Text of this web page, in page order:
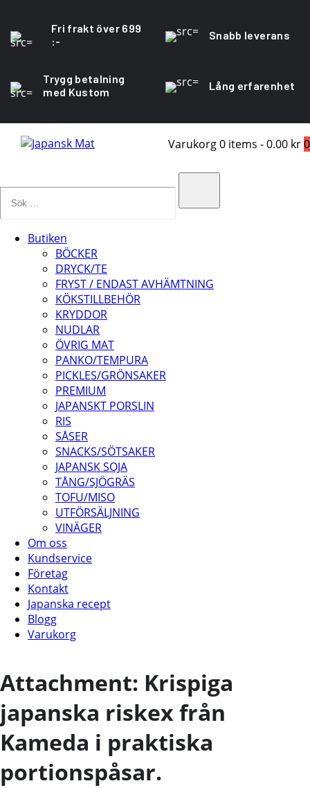
Fri frakt över 699
:-
Snabb leverans
Trygg betalning
med Kustom
Lång erfarenhet
Varukorg0 items -0.00 kr0
Butiken
BÖCKER
DRYCK/TE
FRYST / ENDAST AVHÄMTNING
KÖKSTILLBEHÖR
KRYDDOR
NUDLAR
ÖVRIG MAT
PANKO/TEMPURA
PICKLES/GRÖNSAKER
PREMIUM
JAPANSKT PORSLIN
RIS
SÅSER
SNACKS/SÖTSAKER
JAPANSK SOJA
TÅNG/SJÖGRÄS
TOFU/MISO
UTFÖRSÄLJNING
VINÄGER
Om oss
Kundservice
Företag
Kontakt
Japanska recept
Blogg
Varukorg
Attachment: Krispiga
japanska riskex från
Kameda i praktiska
portionspåsar.